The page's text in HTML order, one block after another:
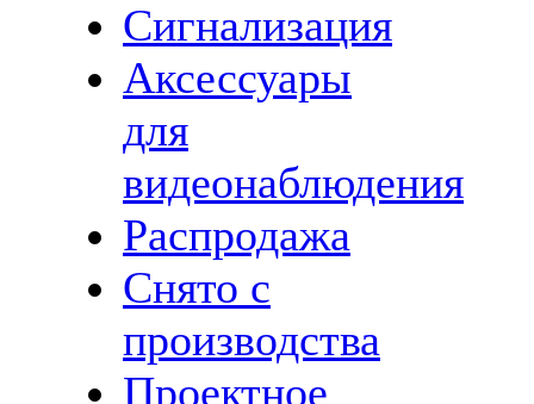
Сигнализация
Аксессуары
для
видеонаблюдения
Распродажа
Снято с
производства
Проектное